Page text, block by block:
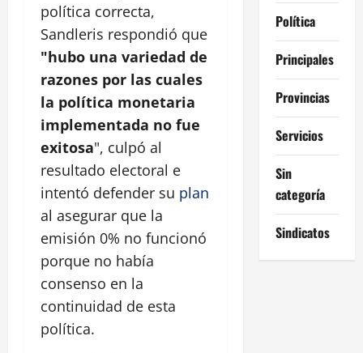
política correcta,
Sandleris respondió que
"hubo una variedad de
razones por las cuales
la política monetaria
implementada no fue
exitosa", culpó al
resultado electoral e
intentó defender su plan
al asegurar que la
emisión 0% no funcionó
porque no había
consenso en la
continuidad de esta
política.
Política
Principales
Provincias
Servicios
Sin
categoría
Sindicatos